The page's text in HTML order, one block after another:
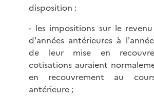
disposition :
- les impositions sur le
d'années antérieures à
de leur mise en
cotisations auraient
en recouvrement au
antérieure ;